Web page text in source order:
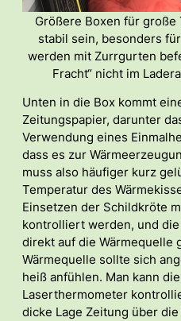
Größere Boxen für
stabil sein, besonders
werden mit Zurrgurten
Fracht“ nicht im
Unten in die Box kommt
Zeitungspapier, darunter
Verwendung eines
dass es zur
muss also häufiger kurz
Temperatur des
Einsetzen der Schildkröte
kontrolliert werden, und
direkt auf die Wärmequelle
Wärmequelle sollte sich
heiß anfühlen. Man kann
Laserthermometer
dicke Lage Zeitung über